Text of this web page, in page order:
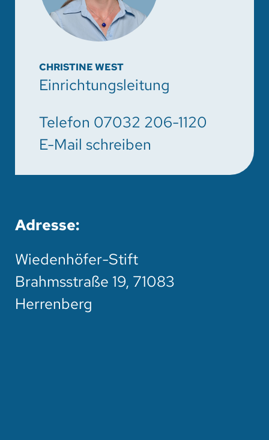
CHRISTINE WEST
Einrichtungsleitung
Telefon 07032 206-1120
E-Mail schreiben
Adresse:
Wiedenhöfer-Stift
Brahmsstraße 19, 71083
Herrenberg